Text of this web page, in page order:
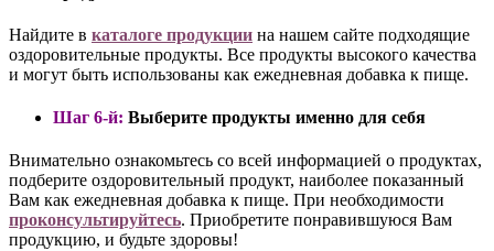
Найдите в каталоге продукции на нашем сайте подходящие
оздоровительные продукты. Все продукты высокого качества
и могут быть использованы как ежедневная добавка к пище.
Шаг 6-й: Выберите продукты именно для себя
Внимательно ознакомьтесь со всей информацией о продуктах,
подберите оздоровительный продукт, наиболее показанный
Вам как ежедневная добавка к пище. При необходимости
проконсультируйтесь. Приобретите понравившуюся Вам
продукцию, и будьте здоровы!